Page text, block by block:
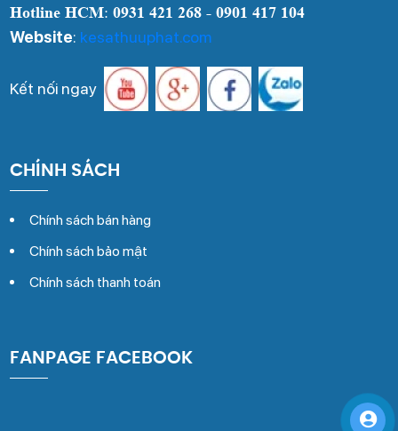
Hotline HCM:0931 421 268 - 0901 417 104
Website: kesathuuphat.com
Kết nối ngay
CHÍNH SÁCH
Chính sách bán hàng
Chính sách bảo mật
Chính sách thanh toán
FANPAGE FACEBOOK